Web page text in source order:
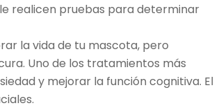
realicen pruebas para determinar
la vida de tu mascota, pero
Uno de los tratamientos más
y mejorar la función cognitiva. El